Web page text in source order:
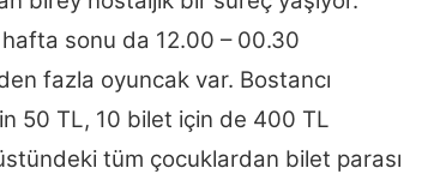
sonu da 12.00 – 00.30
fazla oyuncak var. Bostancı
50 TL, 10 bilet için de 400 TL
tüm çocuklardan bilet parası